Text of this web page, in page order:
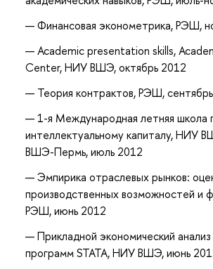
Финансовая эконометрика, РЭШ,
Academic presentation skills,
Center, НИУ ВШЭ, октябрь 2012
Теория контрактов, РЭШ,
1-я Международная летняя школа
интеллектуальному капиталу, НИУ
ВШЭ-Пермь, июль 2012
Эмпирика отраслевых рынков:
производственных возможностей и
РЭШ, июнь 2012
Прикладной экономический
программ STATA, НИУ ВШЭ, июнь